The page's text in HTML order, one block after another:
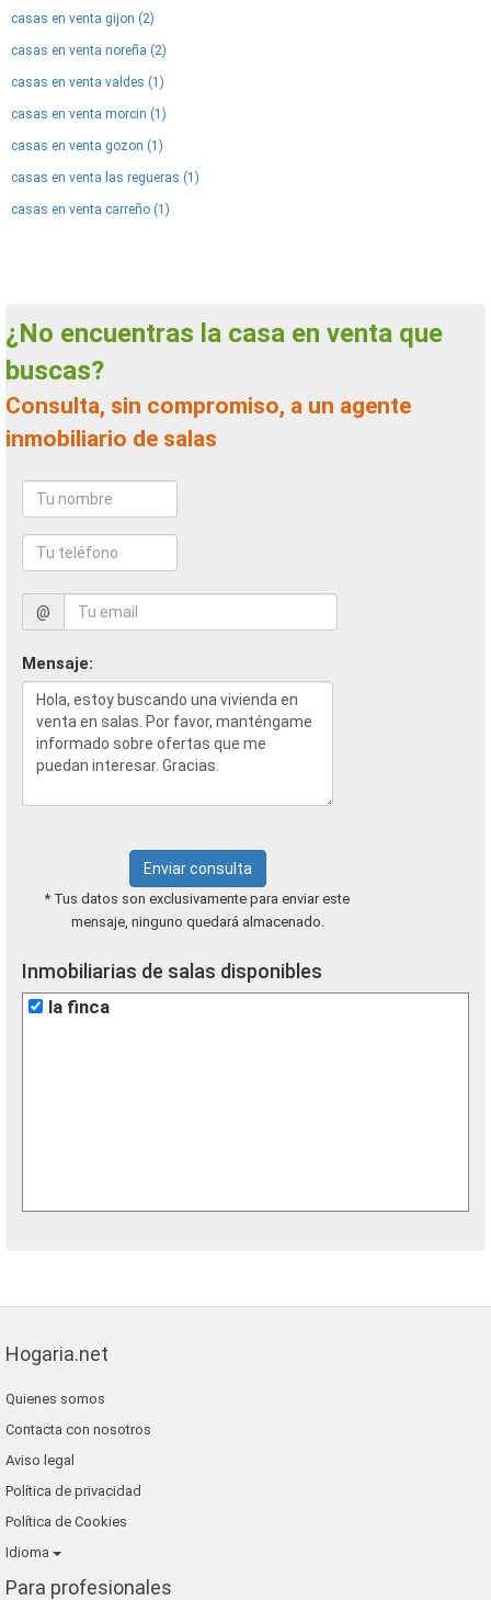
casas en venta gijon (2)
casas en venta noreña (2)
casas en venta valdes (1)
casas en venta morcin (1)
casas en venta gozon (1)
casas en venta las regueras (1)
casas en venta carreño (1)
¿No encuentras la casa en venta que
buscas?
Consulta, sin compromiso, a un agente
inmobiliario de salas
@
Mensaje:
Enviar consulta
* Tus datos son exclusivamente para enviar este
mensaje, ninguno quedará almacenado.
Inmobiliarias de salas disponibles
la finca
Hogaria.net
Quienes somos
Contacta con nosotros
Aviso legal
Política de privacidad
Política de Cookies
Idioma
Para profesionales